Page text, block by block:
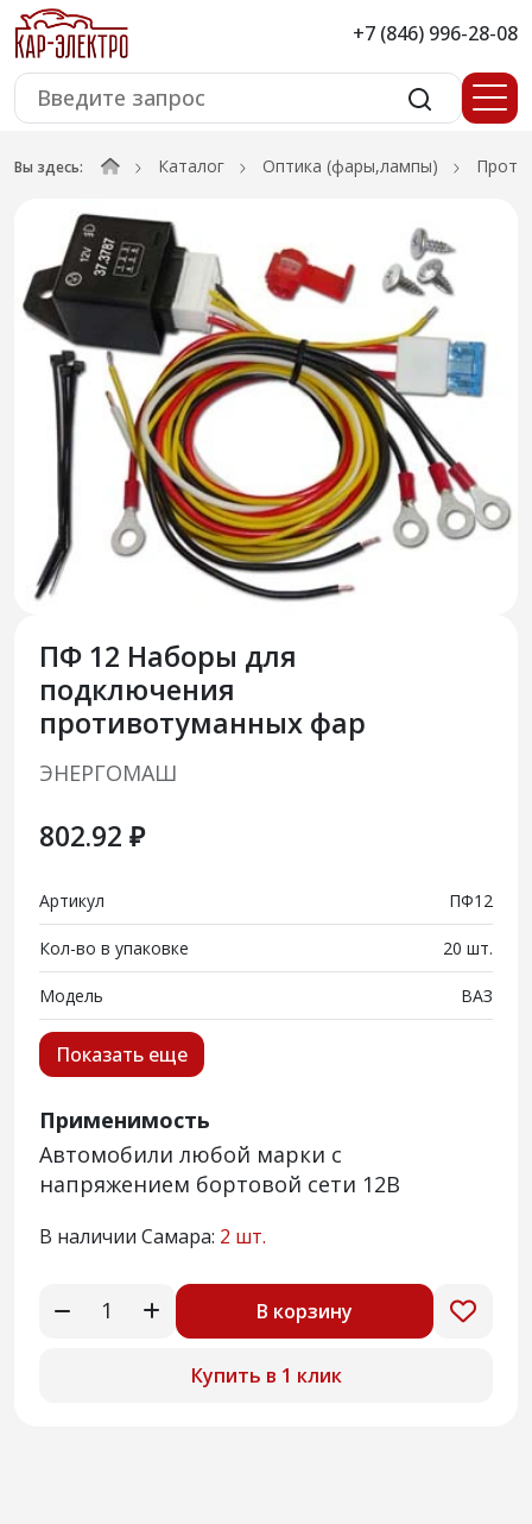
+7 (846) 996-28-08
Вы здесь: Каталог Оптика (фары,лампы)
ПФ 12 Наборы для
подключения
противотуманных фар
ЭНЕРГОМАШ
802.92 ₽
Артикул ПФ12
Кол-во в упаковке 20 шт.
Модель ВАЗ
Показать еще
Применимость
Автомобили любой марки с
напряжением бортовой сети 12В
В наличии Самара: 2 шт.
В корзину
Купить в 1 клик